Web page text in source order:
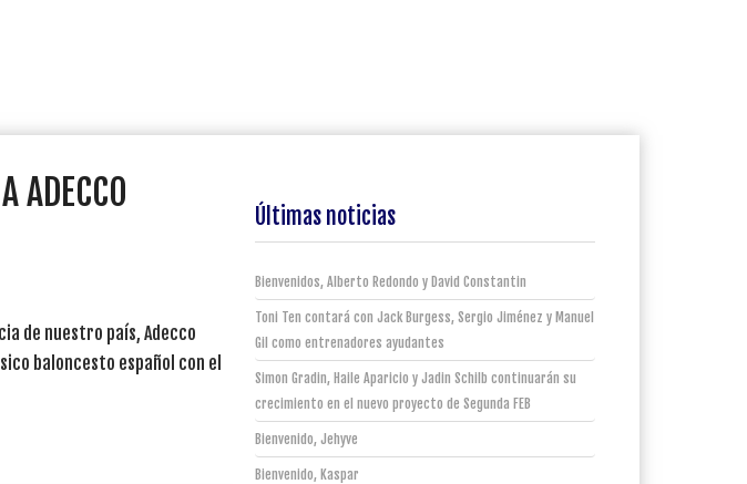
ADECCO
de nuestro país, Adecco
baloncesto español con el
Últimas noticias
Bienvenidos, Alberto Redondo y David Constantin
Toni Ten contará con Jack Burgess, Sergio Jiménez y Manuel
Gil como entrenadores ayudantes
Simon Gradin, Haile Aparicio y Jadin Schilb continuarán su
crecimiento en el nuevo proyecto de Segunda FEB
Bienvenido, Jehyve
Bienvenido, Kaspar